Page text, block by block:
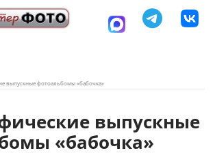
выпускные фотоальбомы «бабочка»
выпускные
«бабочка»